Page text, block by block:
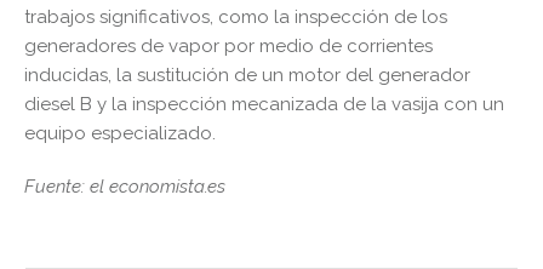
trabajos significativos, como la inspección de los
generadores de vapor por medio de corrientes
inducidas, la sustitución de un motor del generador
diesel B y la inspección mecanizada de la vasija con un
equipo especializado.
Fuente: el economista.es